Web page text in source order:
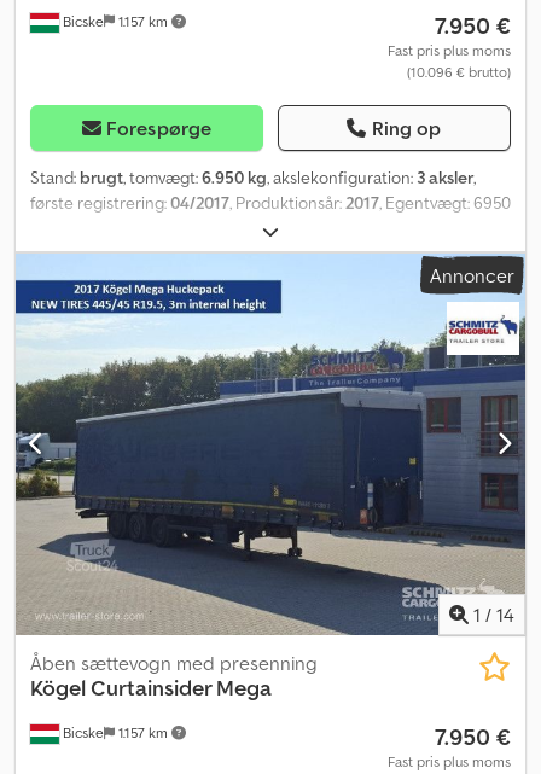
Bicske 1.157 km 7.950 €
Fast pris plus moms
(10.096 € brutto)
Forespørge Ring op
Stand: brugt, tomvægt:6.950 kg, akslekonfiguration: 3 aksler,
første registrering:04/2017 , Produktionsår: 2017 , Egentvægt: 6950
kg. Se en oversigt over alle tilgængelige køretøjer på vores
hjemmeside. Har du brug for finansiering? Vi tilbyder individuelle
finansieringsløsninger, komplette serviceaftaler og
telematikydelser. Vi står gerne til rådighed for en personlig
rådgivning. Dedpfx Amjztg Dyj Dekr
Annoncer
1 / 14
Bicske 1.157 km
Åben sættevogn med presenning
KögelCurtainsider Mega
7.950 €
Fast pris plus moms